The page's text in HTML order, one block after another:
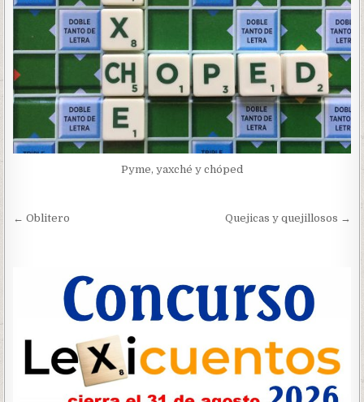
Pyme, yaxché y chóped
Navegación
← Oblitero Quejicas y quejillosos →